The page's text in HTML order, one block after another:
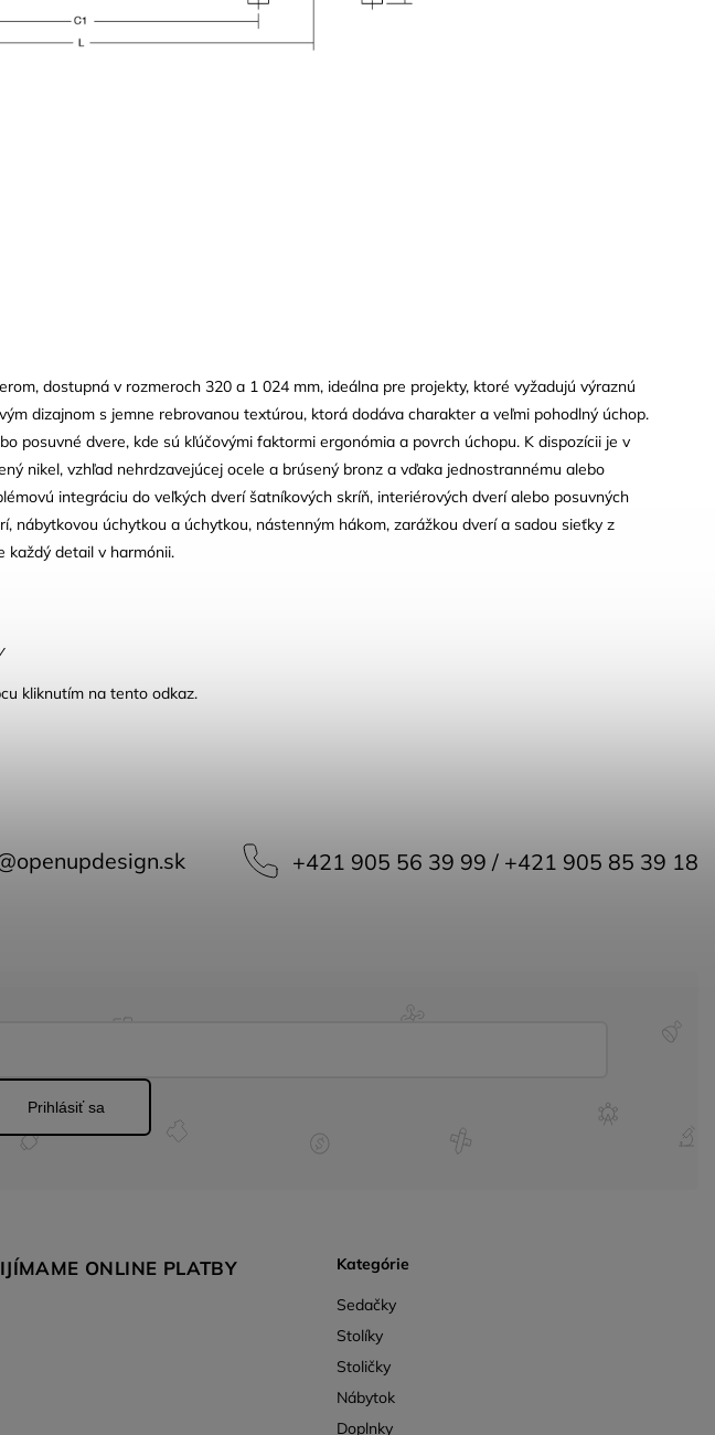
dostupná v rozmeroch 320 a 1 024 mm, ideálna pre projekty, ktoré vyžadujú výraznú
dizajnom s jemne rebrovanou textúrou, ktorá dodáva charakter a veľmi pohodlný úchop.
posuvné dvere, kde sú kľúčovými faktormi ergonómia a povrch úchopu. K dispozícii je v
nikel, vzhľad nehrdzavejúcej ocele a brúsený bronz a vďaka jednostrannému alebo
integráciu do veľkých dverí šatníkových skríň, interiérových dverí alebo posuvných
nábytkovou úchytkou a úchytkou, nástenným hákom, zarážkou dverí a sadou sieťky z
každý detail v harmónii.
kliknutím na tento odkaz.
openupdesign.sk +421 905 56 39 99 / +421 905 85 39 18
ONLINE PLATBY Kategórie
Sedačky
Stolíky
Stoličky
Nábytok
Doplnky
Prihlásiť sa